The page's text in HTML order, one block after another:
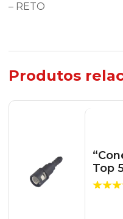
– RETO
Produtos
Top